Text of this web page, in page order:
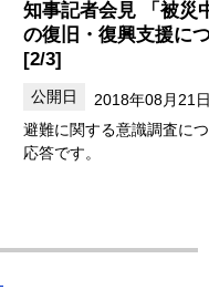
知事記者会見 「被災
の復旧・復興支援に
[2/3]
2018年08月21
避難に関する意識調査に
応答です。